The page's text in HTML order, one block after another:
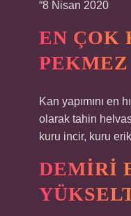
“8 Nisan 2020
EN ÇOK
Kan yapımını en
olarak tahin
kuru incir, kuru
DEMIRI